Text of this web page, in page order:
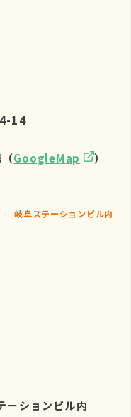
14
GoogleMap
）
岐阜ステーションビル内
ションビル内